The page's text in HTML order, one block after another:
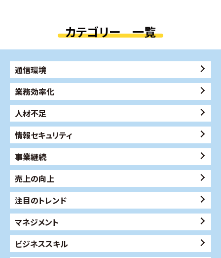
カテゴリー 一覧
通信環境
業務効率化
人材不足
情報セキュリティ
事業継続
売上の向上
注目のトレンド
マネジメント
ビジネススキル